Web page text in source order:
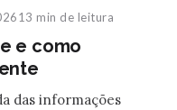
13 min de leitura
e como
das informações